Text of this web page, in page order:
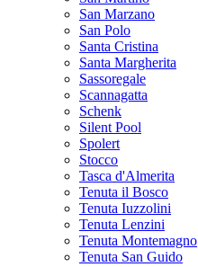
San Marzano
San Polo
Santa Cristina
Santa Margherita
Sassoregale
Scannagatta
Schenk
Silent Pool
Spolert
Stocco
Tasca d'Almerita
Tenuta il Bosco
Tenuta Iuzzolini
Tenuta Lenzini
Tenuta Montemagno
Tenuta San Guido